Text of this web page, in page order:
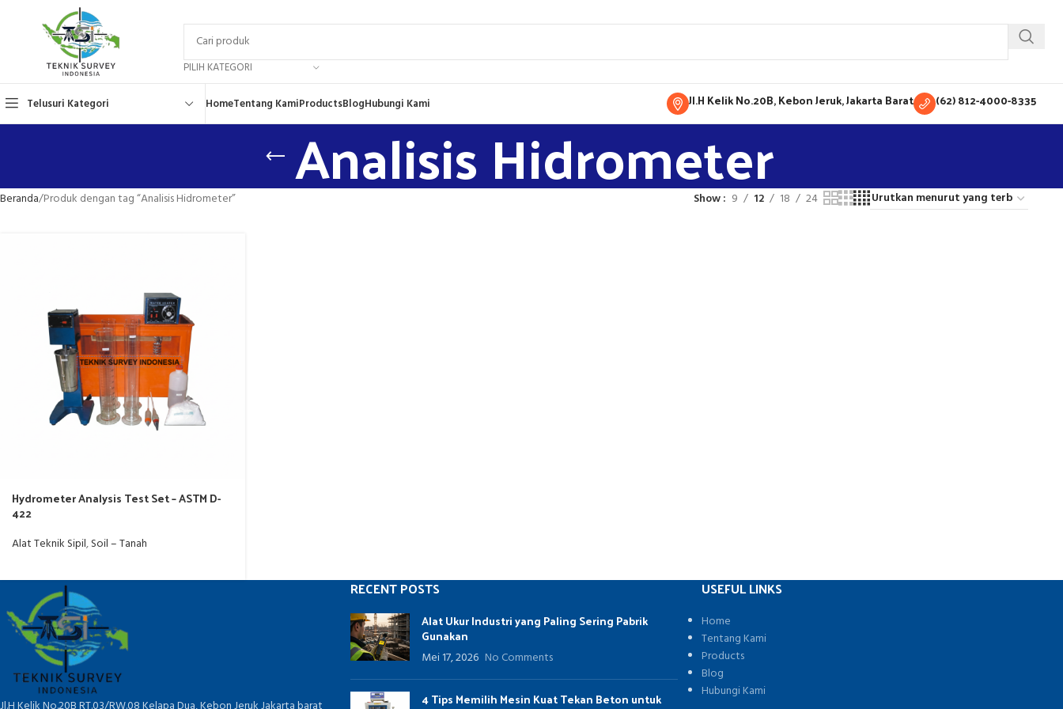
PILIH KATEGORI
Telusuri Kategori HomeTentang KamiProductsBlogHubungi Kami Jl.H Kelik No.20B, Kebon Jeruk, Jakarta Barat (62) 812-4000-8335
Analisis Hidrometer
Beranda Produk dengan tag “Analisis Hidrometer” Show 9 12 18 24
Hydrometer Analysis Test Set – ASTM D-
422
Alat Teknik Sipil,Soil – Tanah
RECENT POSTS
Alat Ukur Industri yang Paling Sering Pabrik
Gunakan
Mei 17, 2026 No Comments
4 Tips Memilih Mesin Kuat Tekan Beton untuk
USEFUL LINKS
Home
Tentang Kami
Products
Blog
Hubungi Kami